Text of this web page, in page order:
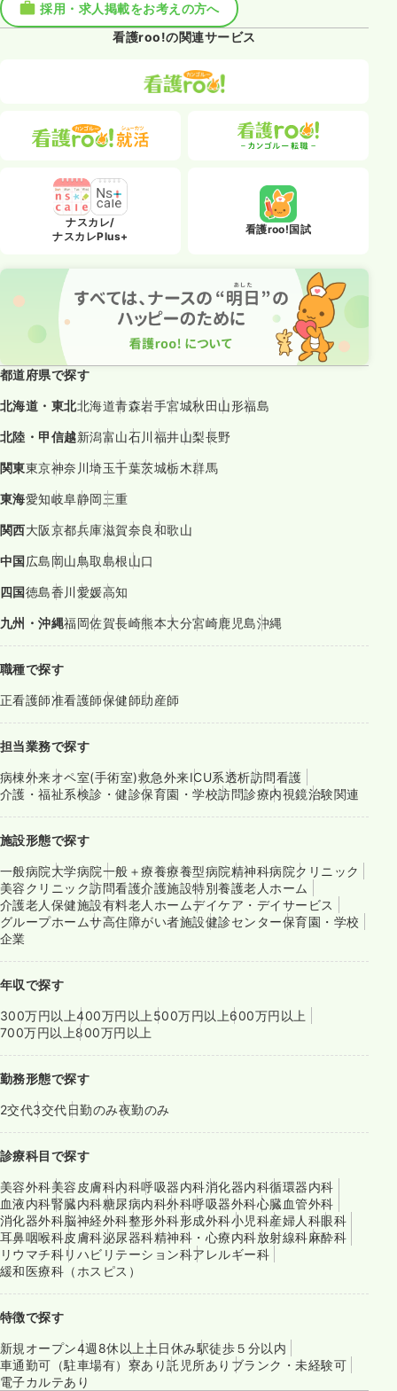
採用・求人掲載をお考えの方へ
看護roo!の関連サービス
ナスカレ/
ナスカレPlus+
看護roo!国試
都道府県で探す
北海道・東北北海道青森岩手宮城秋田山形福島
北陸・甲信越新潟富山石川福井山梨長野
関東東京神奈川埼玉千葉茨城栃木群馬
東海愛知岐阜静岡三重
関西大阪京都兵庫滋賀奈良和歌山
中国広島岡山鳥取島根山口
四国徳島香川愛媛高知
九州・沖縄福岡佐賀長崎熊本大分宮崎鹿児島沖縄
職種で探す
正看護師准看護師保健師助産師
担当業務で探す
病棟外来オペ室(手術室)救急外来ICU系透析訪問看護
介護・福祉系検診・健診保育園・学校訪問診療内視鏡治験関連
施設形態で探す
一般病院大学病院一般＋療養療養型病院精神科病院クリニック
美容クリニック訪問看護介護施設特別養護老人ホーム
介護老人保健施設有料老人ホームデイケア・デイサービス
グループホームサ高住障がい者施設健診センター保育園・学校
企業
年収で探す
300万円以上400万円以上 500万円以上600万円以上
700万円以上800万円以上
勤務形態で探す
2交代3交代日勤のみ夜勤のみ
診療科目で探す
美容外科美容皮膚科内科呼吸器内科消化器内科循環器内科
血液内科腎臓内科糖尿病内科外科呼吸器外科心臓血管外科
消化器外科脳神経外科整形外科形成外科小児科産婦人科眼科
耳鼻咽喉科皮膚科泌尿器科精神科・心療内科放射線科麻酔科
リウマチ科リハビリテーション科アレルギー科
緩和医療科（ホスピス）
特徴で探す
新規オープン4週8休以上 土日休み駅徒歩５分以内
車通勤可（駐車場有） 寮あり託児所あり ブランク・未経験可
電子カルテあり